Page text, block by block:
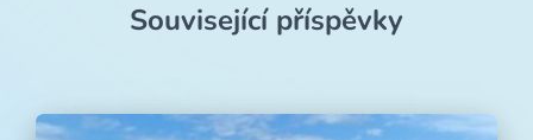
Související příspěvky